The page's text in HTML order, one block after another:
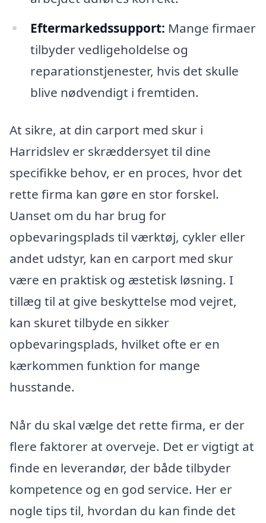
Eftermarkedssupport: Mange firmaer
tilbyder vedligeholdelse og
reparationstjenester, hvis det skulle
blive nødvendigt i fremtiden.
At sikre, at din carport med skur i
Harridslev er skræddersyet til dine
specifikke behov, er en proces, hvor det
rette firma kan gøre en stor forskel.
Uanset om du har brug for
opbevaringsplads til værktøj, cykler eller
andet udstyr, kan en carport med skur
være en praktisk og æstetisk løsning. I
tillæg til at give beskyttelse mod vejret,
kan skuret tilbyde en sikker
opbevaringsplads, hvilket ofte er en
kærkommen funktion for mange
husstande.
Når du skal vælge det rette firma, er der
flere faktorer at overveje. Det er vigtigt at
finde en leverandør, der både tilbyder
kompetence og en god service. Her er
nogle tips til, hvordan du kan finde det